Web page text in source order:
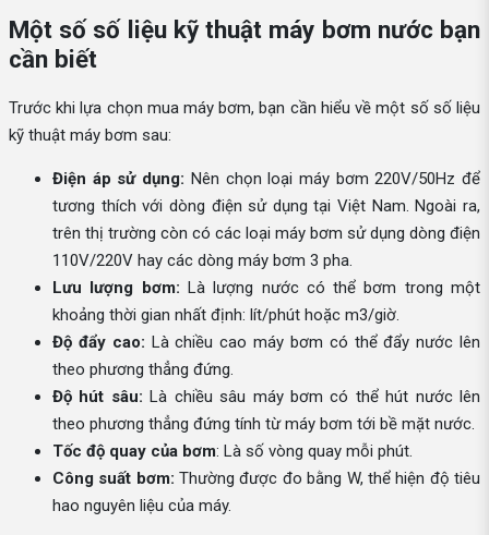
Một số số liệu kỹ thuật máy bơm nước bạn
cần biết
Trước khi lựa chọn mua máy bơm, bạn cần hiểu về một số số liệu
kỹ thuật máy bơm sau:
Điện áp sử dụng: Nên chọn loại máy bơm 220V/50Hz để
tương thích với dòng điện sử dụng tại Việt Nam. Ngoài ra,
trên thị trường còn có các loại máy bơm sử dụng dòng điện
110V/220V hay các dòng máy bơm 3 pha.
Lưu lượng bơm: Là lượng nước có thể bơm trong một
khoảng thời gian nhất định: lít/phút hoặc m3/giờ.
Độ đẩy cao: Là chiều cao máy bơm có thể đẩy nước lên
theo phương thẳng đứng.
Độ hút sâu: Là chiều sâu máy bơm có thể hút nước lên
theo phương thẳng đứng tính từ máy bơm tới bề mặt nước.
Tốc độ quay của bơm: Là số vòng quay mỗi phút.
Công suất bơm: Thường được đo bằng W, thể hiện độ tiêu
hao nguyên liệu của máy.